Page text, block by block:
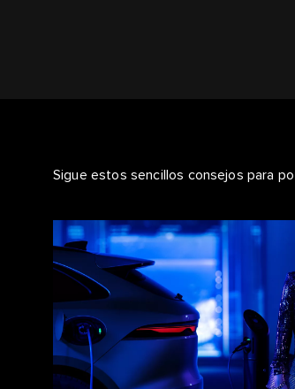
Sigue estos sencillos consejos para